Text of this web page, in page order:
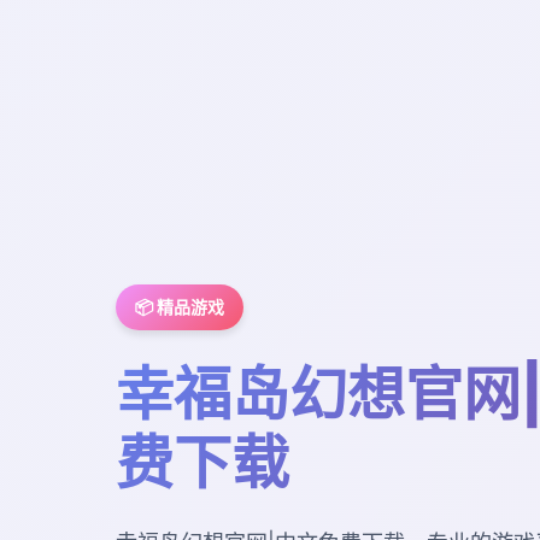
📦 精品游戏
幸福岛幻想官
费下载